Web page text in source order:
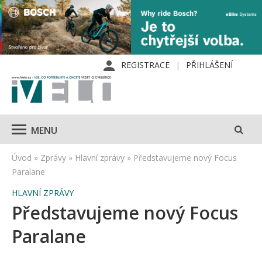
REGISTRACE PŘIHLÁŠENÍ
MENU
Úvod » Zprávy » Hlavní zprávy » Představujeme nový Focus
Paralane
HLAVNÍ ZPRÁVY
Představujeme nový Focus
Paralane